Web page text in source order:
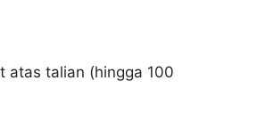
atas talian (hingga 100